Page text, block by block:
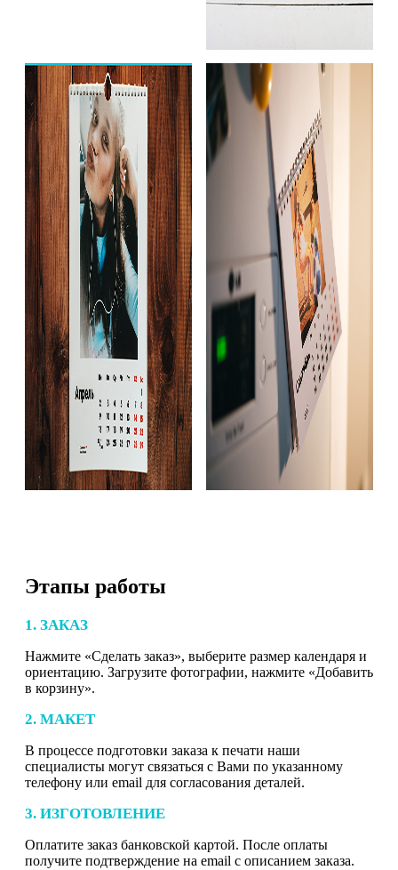
Этапы работы
1. ЗАКАЗ
Нажмите «Сделать заказ», выберите размер календаря и
ориентацию. Загрузите фотографии, нажмите «Добавить
в корзину».
2. МАКЕТ
В процессе подготовки заказа к печати наши
специалисты могут связаться с Вами по указанному
телефону или email для согласования деталей.
3. ИЗГОТОВЛЕНИЕ
Оплатите заказ банковской картой. После оплаты
получите подтверждение на email с описанием заказа.